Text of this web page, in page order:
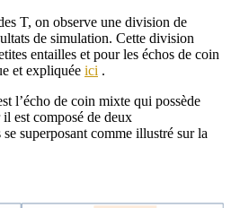
T, on observe une division de
de simulation. Cette division
entailles et pour les échos de coin
et expliquée ici .
l’écho de coin mixte qui possède
est composé de deux
superposant comme illustré sur la